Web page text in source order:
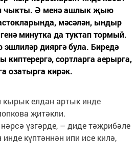
чыкты. Ә менә ашлык җыю
мәсәлән, ындыр
минутка да туктап тормый.
эшлиләр дияргә була. Биредә
киптерергә, сортларга аерырга,
озатырга кирәк.
елдан артык инде
җитәкли.
үзгәрде, – диде тәҗрибәле
инде күптәннән ипи исе килә,